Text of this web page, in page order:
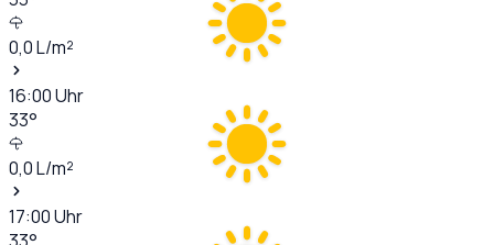
0,0L/m²
16:00Uhr
33°
0,0L/m²
17:00Uhr